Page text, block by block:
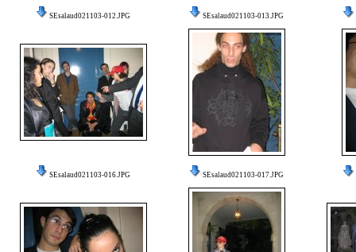
SEsalaud021103-012.JPG SEsalaud021103-013.JPG
SEsalaud021103-016.JPG SEsalaud021103-017.JPG